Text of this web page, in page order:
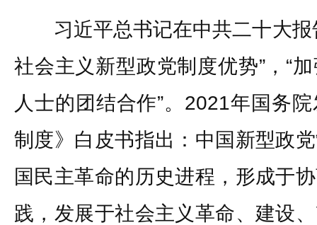
习近平总书记在中共二十大报
社会主义新型政党制度优势”，“
人士的团结合作”。2021年国务
制度》白皮书指出：中国新型政
国民主革命的历史进程，形成于
践，发展于社会主义革命、建设